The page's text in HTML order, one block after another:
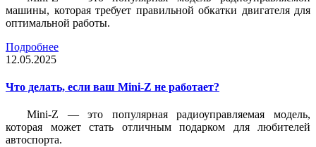
машины, которая требует правильной обкатки двигателя для
оптимальной работы.
Подробнее
12.05.2025
Что делать, если ваш Mini-Z не работает?
Mini-Z — это популярная радиоуправляемая модель,
которая может стать отличным подарком для любителей
автоспорта.